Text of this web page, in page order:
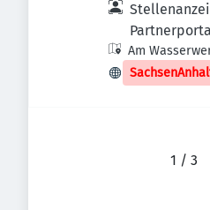
Arbeitszeit von
Am
Stadtbezirk
1 / 3